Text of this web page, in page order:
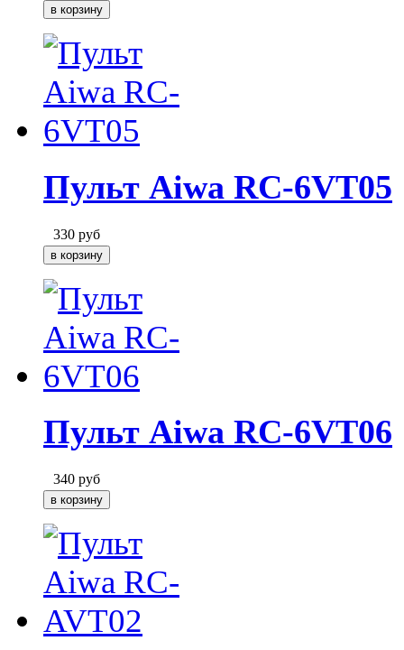
Пульт Aiwa RC-6VT05
330 руб
Пульт Aiwa RC-6VT06
340 руб